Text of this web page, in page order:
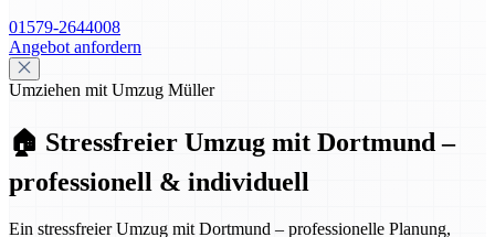
01579-2644008
Angebot anfordern
Umziehen mit Umzug Müller
🏠 Stressfreier Umzug mit Dortmund –
professionell & individuell
Ein stressfreier Umzug mit Dortmund – professionelle Planung,